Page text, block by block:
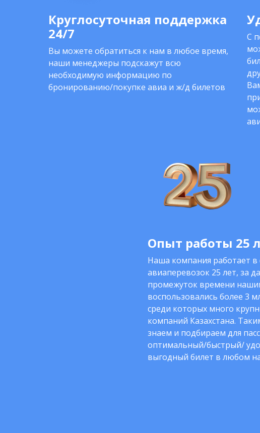
Круглосуточная поддержка
24/7
Вы можете обратиться к нам в любое время,
наши менеджеры подскажут всю
необходимую информацию по
бронированию/покупке авиа и ж/д билетов
С
Опыт работы 25
Наша компания работает в
авиаперевозок 25 лет, за
промежуток времени
воспользовались более 3
среди которых много
компаний Казахстана.
знаем и подбираем для
оптимальный/быстрый/
выгодный билет в любом